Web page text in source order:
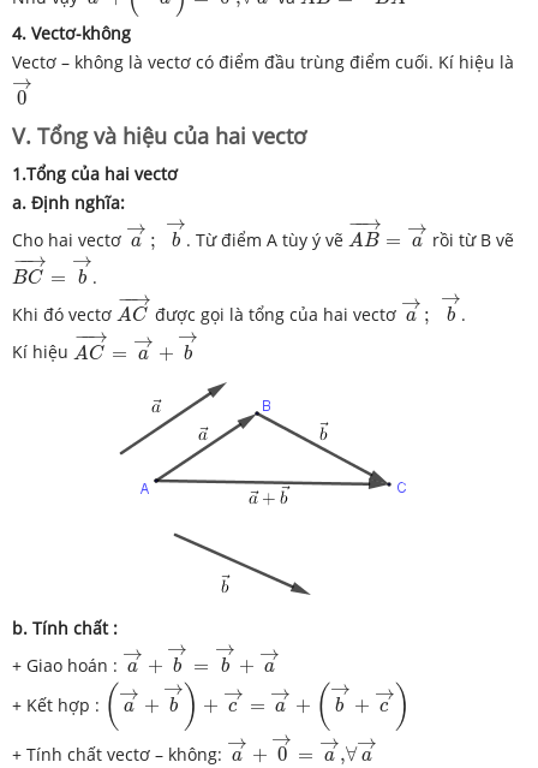
4. Vectơ-không
Vectơ – không là vectơ có điểm đầu trùng điểm cuối. Kí hiệu là
→
0
0→
V. Tổng và hiệu của hai vectơ
1.Tổng của hai vectơ
a. Định nghĩa:
Cho hai vectơ →
a ;
→
b
→ b→
. Từ điểm A tùy ý vẽ
−
−→
AB =
→
a
AB→ →
rồi từ B vẽ
−
−→
BC =
→
b
BC→=b→
.
Khi đó vectơ
−
−→
AC
AC→
được gọi là tổng của hai vectơ →
a ;
→
b
→ b→
.
Kí hiệu
−
−→
AC =
→
a +
→
b
AC→=a→+b→
b. Tính chất :
+ Giao hoán : →
a +
→
b =
→
b +
→
a
→ b→ b→ →
+ Kết hợp : ( →
a +
→
b ) +
→
c =
→
a + (→
b +
→
c )
( a → b →) → a → →+ c
+ Tính chất vectơ – không: →
a +
→
0 =
→
a ,∀
→
a
→ 0→ a→ a →